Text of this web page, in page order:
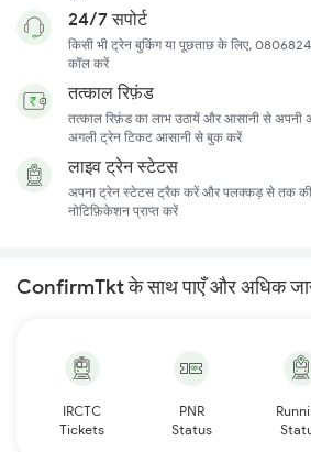
24/7 सपोर्ट
किसी भी ट्रेन बुकिंग या पूछताछ के लिए,
कॉल करें
तत्काल रिफ़ंड
तत्काल रिफ़ंड का लाभ उठायें और आसानी से
अगली ट्रेन टिकट आसानी से बुक करें
लाइव ट्रेन स्टेटस
अपना ट्रेन स्टेटस ट्रैक करें और पलक्कड़ से तक की
नोटिफ़िकेशन प्राप्त करें
ConfirmTkt के साथ पाएँ और अधिक
IRCTC
Tickets
PNR
Status